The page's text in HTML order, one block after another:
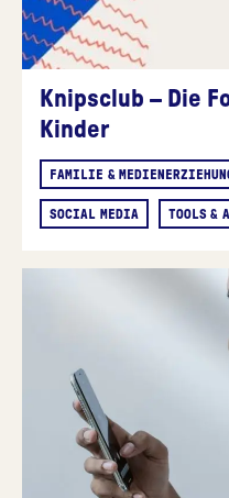
Knipsclub – Die
Kinder
FAMILIE &
SOCIAL MEDIA TOOLS &